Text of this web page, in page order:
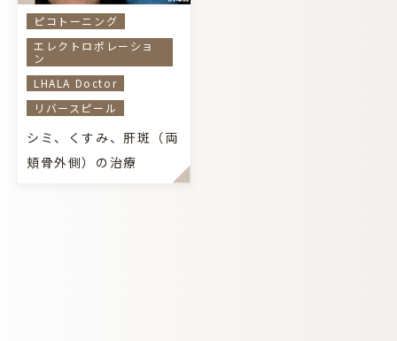
ピコトーニング
エレクトロポレーショ
ン
LHALA Doctor
リバースピール
シミ、くすみ、肝斑（両
頬骨外側）の治療